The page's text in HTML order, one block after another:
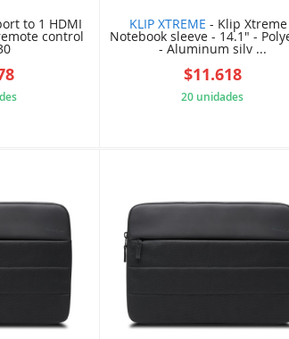
to 1 HDMI
control
KLIP XTREME - Klip Xtreme
Notebook sleeve - 14.1" -
- Aluminum silv ...
$11.618
20 unidades